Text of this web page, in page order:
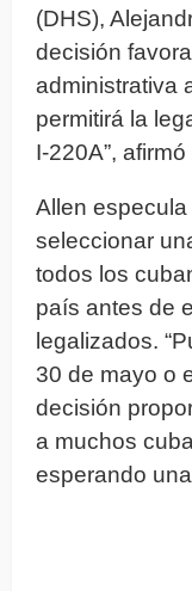
(DHS),
decisión
administrativa
permitirá la
I-220A”,
Allen
seleccionar
todos los
país antes de
legalizados.
30 de mayo o
decisión
a muchos
esperando